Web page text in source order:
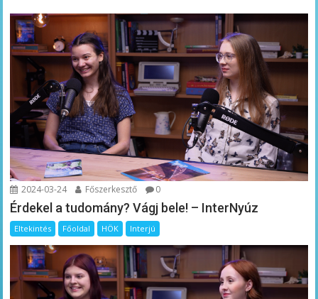
2024-03-24 Főszerkesztő 0
Érdekel a tudomány? Vágj bele! – InterNyúz
Eltekintés Főoldal HÖK Interjú